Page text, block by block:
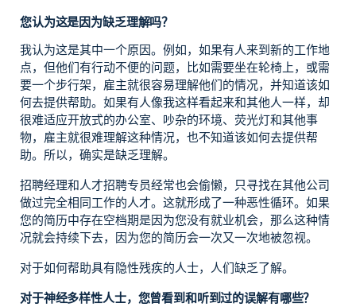
您认为这是因为缺乏理解吗？
我认为这是其中一个原因。例如，如果有人来到新的工作地
点，但他们有行动不便的问题，比如需要坐在轮椅上，或需
要一个步行架，雇主就很容易理解他们的情况，并知道该如
何去提供帮助。如果有人像我这样看起来和其他人一样，却
很难适应开放式的办公室、吵杂的环境、荧光灯和其他事
物，雇主就很难理解这种情况，也不知道该如何去提供帮
助。所以，确实是缺乏理解。
招聘经理和人才招聘专员经常也会偷懒，只寻找在其他公司
做过完全相同工作的人才。这就形成了一种恶性循环。如果
您的简历中存在空档期是因为您没有就业机会，那么这种情
况就会持续下去，因为您的简历会一次又一次地被忽视。
对于如何帮助具有隐性残疾的人士，人们缺乏了解。
对于神经多样性人士，您曾看到和听到过的误解有哪些？